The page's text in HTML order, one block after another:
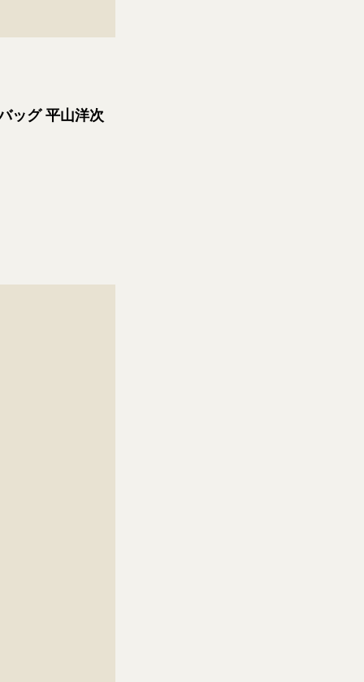
ッグ 平山洋次